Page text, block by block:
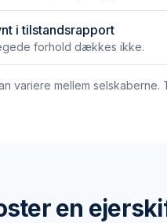
i tilstandsrapport
forhold dækkes ikke.
variere mellem
en